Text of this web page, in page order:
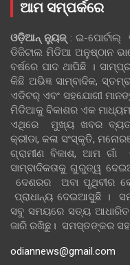
ଆମ ସମ୍ପର୍କରେ
ଓଡ଼ିଆନ୍‍ ନ୍ୟୁଜ୍‍: ଇ-ପୋର୍ଟାଲ୍
ଡିଜିଟାଲ ମିଡିଆ ଅନୁଷ୍ଠାନ
ବର୍ଷରେ ପାଦ ଥାପିଛି ।
କିଛି ଅଭିଜ୍ଞ ସାମ୍ବାଦିକ,
ଏଡିଟର୍ ଏବଂ ସହଯୋଗୀ
ମିଡିଆକୁ ବିକାଶର ଏକ
ଏଥିରେ ମୁଖ୍ୟ ଖବର
କ୍ରୀଡା, କଳା ସଂସ୍କୃତି,
ଗ୍ରାମୀଣ ବିକାଶ, ଆମ
ସାମ୍ବାଦିକତାକୁ ଗୁରୁତ୍ୱ
ଦେଶରର ଅବା ପୃଥିବୀର
ପ୍ରାଧାନ୍ୟ ଦେଇଆସୁଛି ।
ସବୁ ସମୟରେ ସତ୍ୟ ଆଧାରିତ
ଜାରି ରଖିଛୁ। ସମସ୍ତଙ୍କର
odiannews@gmail.com